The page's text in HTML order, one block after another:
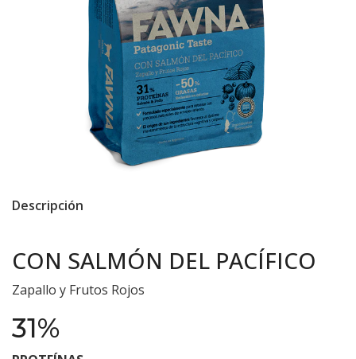
Descripción
CON SALMÓN DEL PACÍFICO
Zapallo y Frutos Rojos
31%